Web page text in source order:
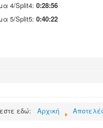
4/Split4:0:28:56
5/Split5:0:40:22
εδώ: Αρχική